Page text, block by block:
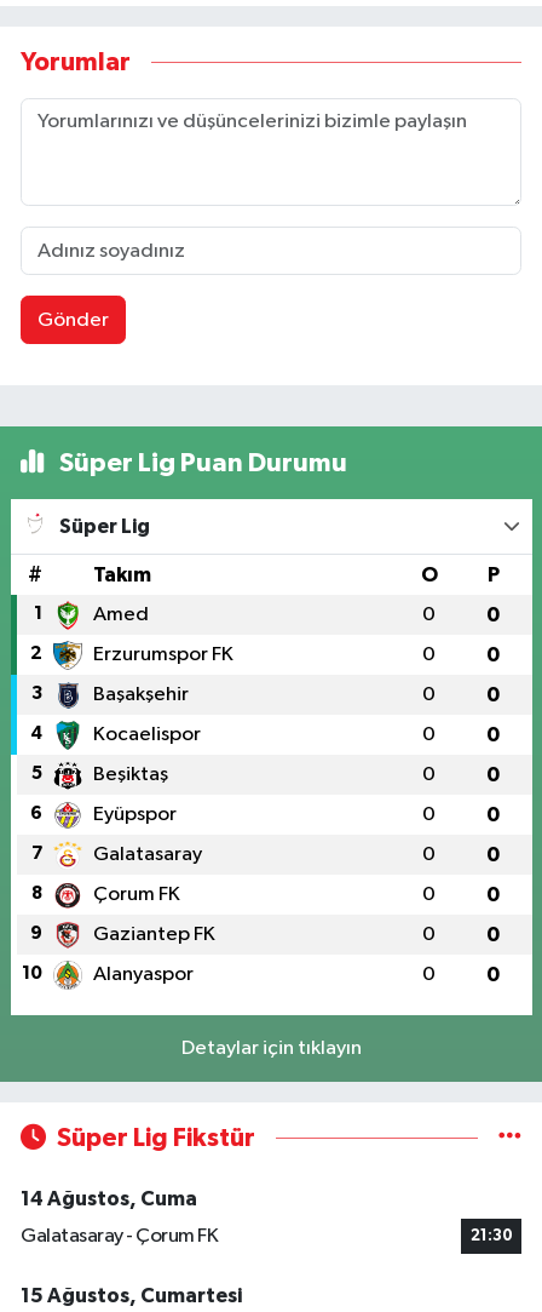
Yorumlar
Gönder
Süper Lig Puan Durumu
Süper Lig
# Takım O P
1 Amed 0 0
2 Erzurumspor FK 0 0
3 Başakşehir 0 0
4 Kocaelispor 0 0
5 Beşiktaş 0 0
6 Eyüpspor 0 0
7 Galatasaray 0 0
8 Çorum FK 0 0
9 Gaziantep FK 0 0
10 Alanyaspor 0 0
Detaylar için tıklayın
Süper Lig Fikstür
14 Ağustos, Cuma
Galatasaray - Çorum FK
21:30
15 Ağustos, Cumartesi